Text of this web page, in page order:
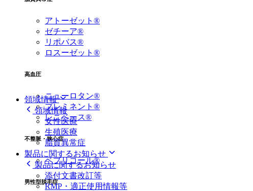
アトーゼット®
ゼチーア®
リポバス®
ロスーゼット®
高血圧
ニューロタン®
プレミネント®
レニベース®
不整脈・狭心症
ベプリコール®
男性型脱毛症
領域情報
領域情報
女性医療
生殖医療
脂質異常症
製品に関するお知らせ
製品に関するお知らせ
添付文書改訂等
RMP・適正使用情報等